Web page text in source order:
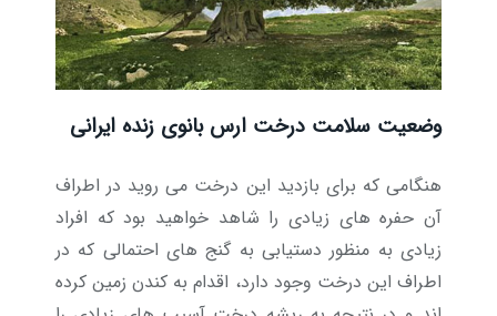
وضعیت سلامت درخت ارس بانوی زنده ایرانی
هنگامی که برای بازدید این درخت می روید در اطراف
آن حفره های زیادی را شاهد خواهید بود که افراد
زیادی به منظور دستیابی به گنج های احتمالی که در
اطراف این درخت وجود دارد، اقدام به کندن زمین کرده